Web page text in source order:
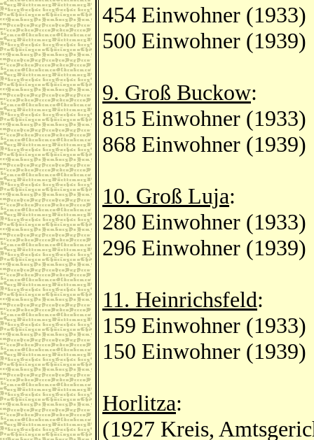
454 Einwohner (1933)
500 Einwohner (1939)
9. Groß Buckow:
815 Einwohner (1933)
868 Einwohner (1939)
10. Groß Luja:
280 Einwohner (1933)
296 Einwohner (1939)
11. Heinrichsfeld:
159 Einwohner (1933)
150 Einwohner (1939)
Horlitza:
(1927 Kreis,